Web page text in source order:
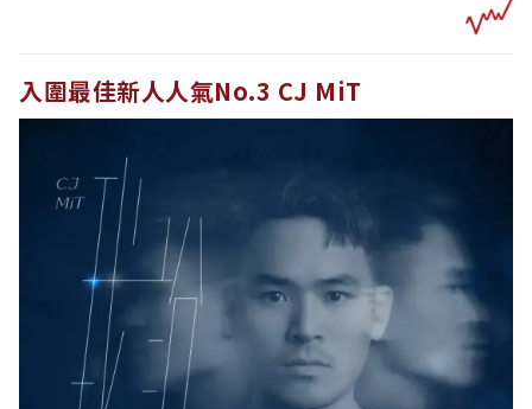
入圍最佳新人人氣No.3 CJ MiT